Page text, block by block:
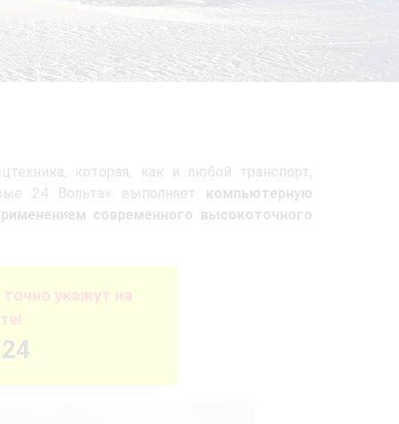
которая, как и любой транспорт,
24 Вольта» выполняет компьютерную
современного высокоточного
укажут на